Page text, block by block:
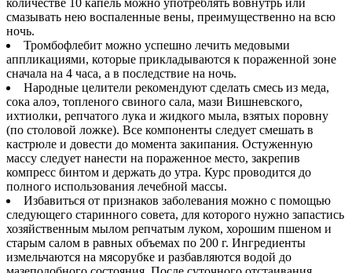
смазывать нею воспаленные вены, преимущественно на всю
ночь.
Тромбофлебит можно успешно лечить медовыми
аппликациями, которые прикладываются к пораженной зоне
сначала на 4 часа, а в последствие на ночь.
Народные целители рекомендуют сделать смесь из меда,
сока алоэ, топленого свиного сала, мази Вишневского,
ихтиолки, репчатого лука и жидкого мыла, взятых поровну
(по столовой ложке). Все компоненты следует смешать в
кастрюле и довести до момента закипания. Остуженную
массу следует нанести на пораженное место, закрепив
компресс бинтом и держать до утра. Курс проводится до
полного использования лечебной массы.
Избавиться от признаков заболевания можно с помощью
следующего старинного совета, для которого нужно запастись
хозяйственным мылом репчатым луком, хорошим пшеном и
старым салом в равных объемах по 200 г. Ингредиенты
измельчаются на мясорубке и разбавляются водой до